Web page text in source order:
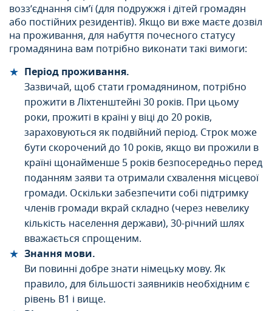
возз’єднання сім’ї (для подружжя і дітей громадян
або постійних резидентів). Якщо ви вже маєте дозвіл
на проживання, для набуття почесного статусу
громадянина вам потрібно виконати такі вимоги:
Період проживання.
Зазвичай, щоб стати громадянином, потрібно
прожити в Ліхтенштейні 30 років. При цьому
роки, прожиті в країні у віці до 20 років,
зараховуються як подвійний період. Строк може
бути скорочений до 10 років, якщо ви прожили в
країні щонайменше 5 років безпосередньо перед
поданням заяви та отримали схвалення місцевої
громади. Оскільки забезпечити собі підтримку
членів громади вкрай складно (через невелику
кількість населення держави), 30-річний шлях
вважається спрощеним.
Знання мови.
Ви повинні добре знати німецьку мову. Як
правило, для більшості заявників необхідним є
рівень В1 і вище.